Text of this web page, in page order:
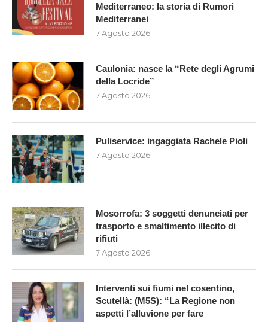
Mediterraneo: la storia di Rumori
Mediterranei
7 Agosto 2026
Caulonia: nasce la “Rete degli Agrumi
della Locride”
7 Agosto 2026
Puliservice: ingaggiata Rachele Pioli
7 Agosto 2026
Mosorrofa: 3 soggetti denunciati per
trasporto e smaltimento illecito di
rifiuti
7 Agosto 2026
Interventi sui fiumi nel cosentino,
Scutellà: (M5S): “La Regione non
aspetti l’alluvione per fare